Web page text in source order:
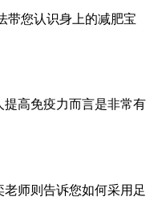
带您认识身上的减肥宝
高免疫力而言是非常有
师则告诉您如何采用足